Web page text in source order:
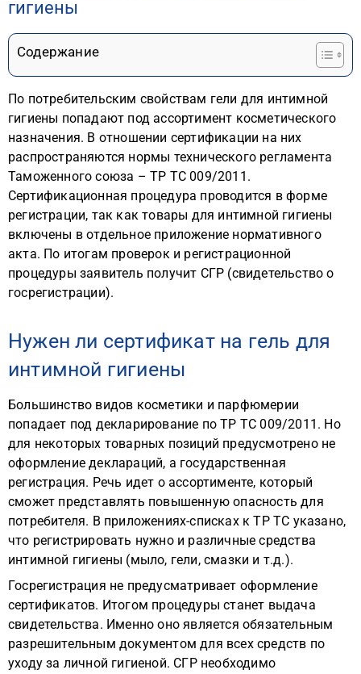
гигиены
Содержание
По потребительским свойствам гели для интимной
гигиены попадают под ассортимент косметического
назначения. В отношении сертификации на них
распространяются нормы технического регламента
Таможенного союза – ТР ТС 009/2011.
Сертификационная процедура проводится в форме
регистрации, так как товары для интимной гигиены
включены в отдельное приложение нормативного
акта. По итогам проверок и регистрационной
процедуры заявитель получит СГР (свидетельство о
госрегистрации).
Нужен ли сертификат на гель для
интимной гигиены
Большинство видов косметики и парфюмерии
попадает под декларирование по ТР ТС 009/2011. Но
для некоторых товарных позиций предусмотрено не
оформление деклараций, а государственная
регистрация. Речь идет о ассортименте, который
сможет представлять повышенную опасность для
потребителя. В приложениях-списках к ТР ТС указано,
что регистрировать нужно и различные средства
интимной гигиены (мыло, гели, смазки и т.д.).
Госрегистрация не предусматривает оформление
сертификатов. Итогом процедуры станет выдача
свидетельства. Именно оно является обязательным
разрешительным документом для всех средств по
уходу за личной гигиеной. СГР необходимо